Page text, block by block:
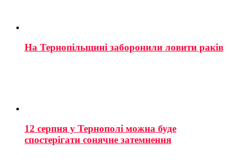
На Тернопільщині заборонили ловити раків
12 серпня у Тернополі можна буде
спостерігати сонячне затемнення